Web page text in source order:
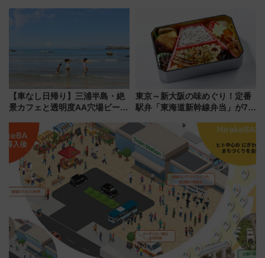
【車なし日帰り】三浦半島・絶
景カフェと透明度AA穴場ビーチ
用してストレスフリー旅へ行こ
う！
東京～新大阪の味めぐり！定番
駅弁「東海道新幹線弁当」が7月